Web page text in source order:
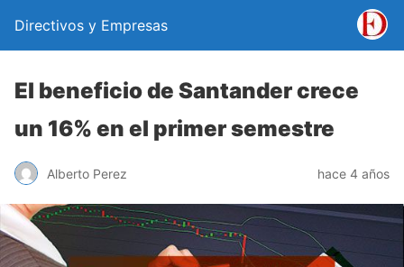
Directivos y Empresas
El beneficio de Santander crece
un 16% en el primer semestre
Alberto Perez hace 4 años